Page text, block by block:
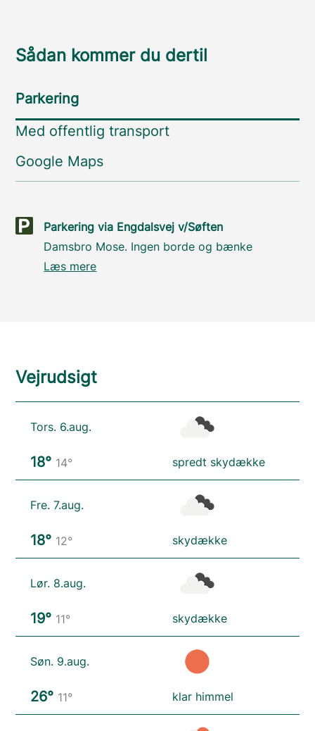
Sådan kommer du dertil
Parkering
Med offentlig transport
Google Maps
Parkering via Engdalsvej v/Søften
Damsbro Mose. Ingen borde og bænke
Læs mere
Vejrudsigt
Tors. 6.aug.
18° 14° spredt skydække
Fre. 7.aug.
18° 12° skydække
Lør. 8.aug.
19° 11° skydække
Søn. 9.aug.
26° 11° klar himmel